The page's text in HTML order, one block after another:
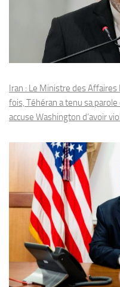
Iran : Le Ministre des
fois, Téhéran a tenu sa
accuse Washington d’avoir